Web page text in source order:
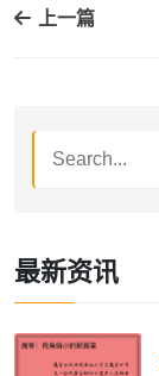
上一篇
最新资讯